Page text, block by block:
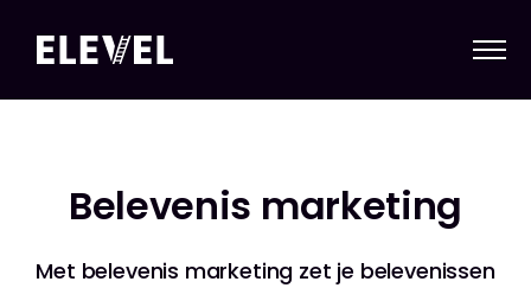
Belevenis marketing
Met belevenis marketing zet je belevenissen